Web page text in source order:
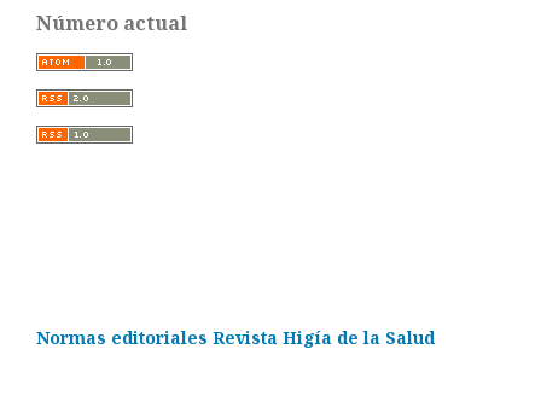
Número actual
Normas editoriales Revista Higía de la Salud